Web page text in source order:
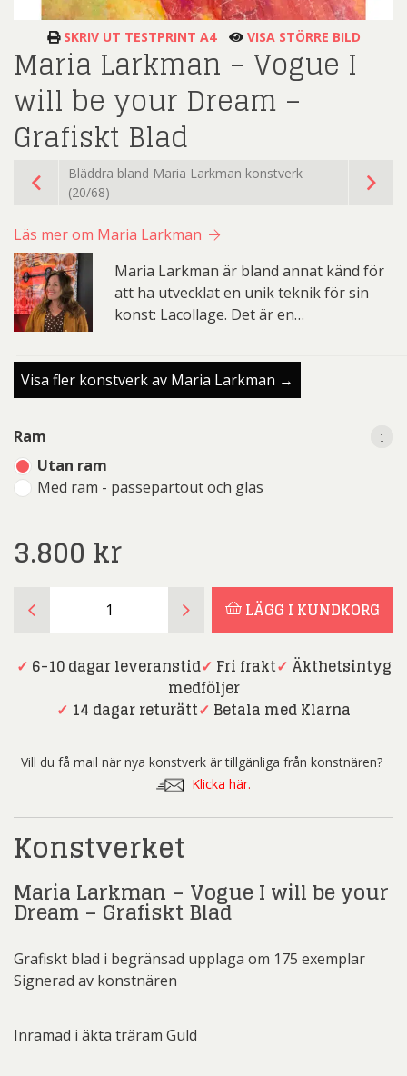
SKRIV UT TESTPRINT A4 VISA STÖRRE BILD
Maria Larkman – Vogue I
will be your Dream –
Grafiskt Blad
Bläddra bland Maria Larkman konstverk
(20/68)
Läs mer om Maria Larkman
Maria Larkman är bland annat känd för
att ha utvecklat en unik teknik för sin
konst: Lacollage. Det är en…
Visa fler konstverk av Maria Larkman →
Ram
Utan ram
Med ram - passepartout och glas
i
3.800 kr
i
Larkman
Vogue
Dream
Grafiskt
Blad
mängd
LÄGG I KUNDKORG
✓ 6-10 dagar leveranstid✓ Fri frakt✓ Äkthetsintyg
medföljer
✓ 14 dagar returätt✓ Betala med Klarna
Vill du få mail när nya konstverk är tillgänliga från konstnären?
Klicka här.
Konstverket
Maria Larkman – Vogue I will be your
Dream – Grafiskt Blad
Grafiskt blad i begränsad upplaga om 175 exemplar
Signerad av konstnären
Inramad i äkta träram Guld